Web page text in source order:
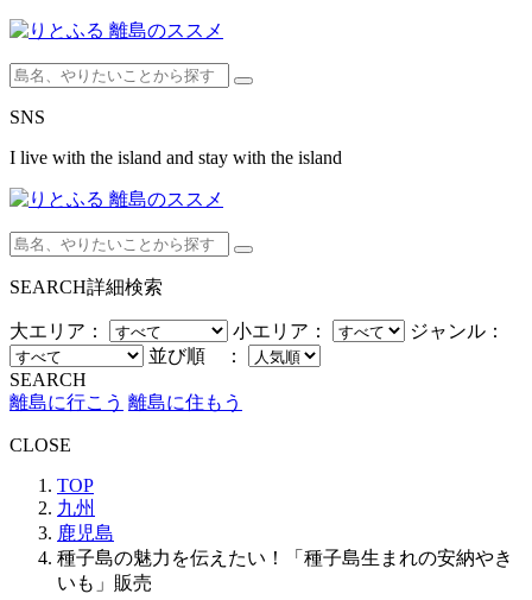
SNS
I live with the island and stay with the island
SEARCH詳細検索
大エリア： 小エリア：
ジャンル：
並び順 ：
SEARCH
離島に行こう 離島に住もう
CLOSE
TOP
九州
鹿児島
種子島の魅力を伝えたい！「種子島生まれの安納やき
いも」販売